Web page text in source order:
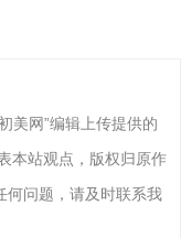
美网”编辑上传提供的
本站观点，版权归原作
何问题，请及时联系我